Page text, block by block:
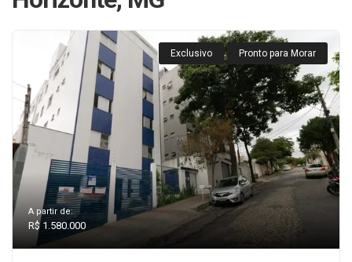
Exclusivo Pronto para Morar
A partir de:
R$ 1.580.000